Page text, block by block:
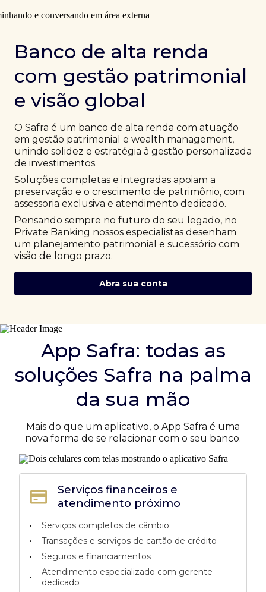
Banco de alta renda
com gestão patrimonial
e visão global
O Safra é um banco de alta renda com atuação
em gestão patrimonial e wealth management,
unindo solidez e estratégia à gestão personalizada
de investimentos.
Soluções completas e integradas apoiam a
preservação e o crescimento de patrimônio, com
assessoria exclusiva e atendimento dedicado.
Pensando sempre no futuro do seu legado, no
Private Banking nossos especialistas desenham
um planejamento patrimonial e sucessório com
visão de longo prazo.
Abra sua conta
App Safra: todas as
soluções Safra na palma
da sua mão
Mais do que um aplicativo, o App Safra é uma
nova forma de se relacionar com o seu banco.
Serviços financeiros e
atendimento próximo
•
Serviços completos de câmbio
• Transações e serviços de cartão de crédito
• Seguros e financiamentos
•
Atendimento especializado com gerente
dedicado